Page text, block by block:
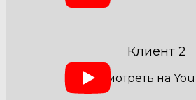
Клиент 2